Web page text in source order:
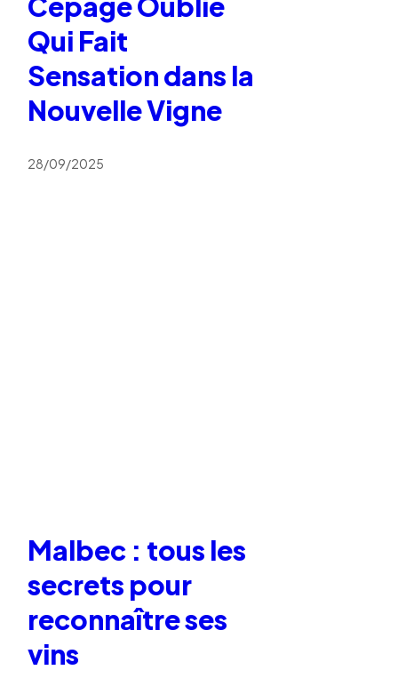
Qui Fait
Sensation dans la
Nouvelle Vigne
28/09/2025
Malbec : tous les
secrets pour
reconnaître ses
vins